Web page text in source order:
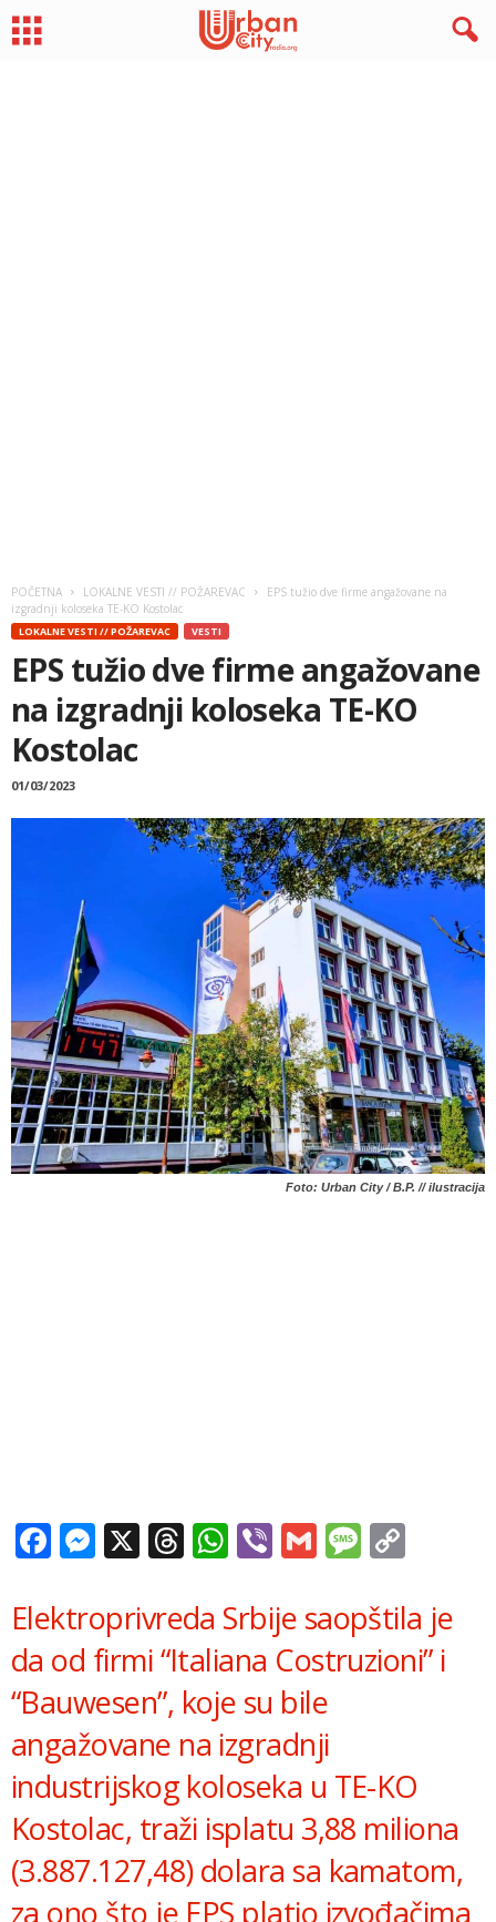
POČETNA LOKALNE VESTI // POŽAREVAC
EPS tužio dve firme angažovane na
izgradnji koloseka TE-KO Kostolac
LOKALNE VESTI // POŽAREVAC VESTI
EPS tužio dve firme angažovane
na izgradnji koloseka TE-KO
Kostolac
01/03/2023
Foto: Urban City / B.P. // ilustracija
Facebook
Messenger
X Threads
WhatsApp
ViberGmail
Elektroprivreda Srbije saopštila je
da od firmi “Italiana Costruzioni” i
“Bauwesen”, koje su bile
angažovane na izgradnji
industrijskog koloseka u TE-KO
Kostolac, traži isplatu 3,88 miliona
(3.887.127,48) dolara sa kamatom,
za ono što je EPS platio izvođačima